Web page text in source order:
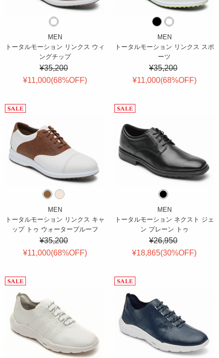
MEN
トータルモーション リンクス ウィ
ングチップ
¥35,200
¥11,000(68%OFF)
MEN
トータルモーション リンクス スポ
ーツ
¥35,200
¥11,000(68%OFF)
MEN
トータルモーション リンクス キャ
ップ トゥ ウォータープルーフ
¥35,200
¥11,000(68%OFF)
MEN
トータルモーション ネクスト ジェ
ン プレーン トゥ
¥26,950
¥18,865(30%OFF)